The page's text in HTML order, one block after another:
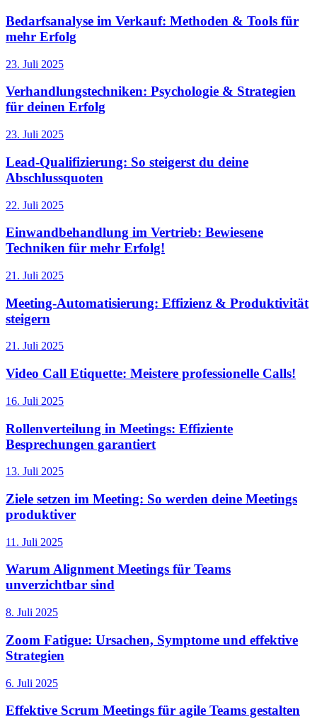
Bedarfsanalyse im Verkauf: Methoden & Tools für
mehr Erfolg
23. Juli 2025
Verhandlungstechniken: Psychologie & Strategien
für deinen Erfolg
23. Juli 2025
Lead-Qualifizierung: So steigerst du deine
Abschlussquoten
22. Juli 2025
Einwandbehandlung im Vertrieb: Bewiesene
Techniken für mehr Erfolg!
21. Juli 2025
Meeting-Automatisierung: Effizienz & Produktivität
steigern
21. Juli 2025
Video Call Etiquette: Meistere professionelle Calls!
16. Juli 2025
Rollenverteilung in Meetings: Effiziente
Besprechungen garantiert
13. Juli 2025
Ziele setzen im Meeting: So werden deine Meetings
produktiver
11. Juli 2025
Warum Alignment Meetings für Teams
unverzichtbar sind
8. Juli 2025
Zoom Fatigue: Ursachen, Symptome und effektive
Strategien
6. Juli 2025
Effektive Scrum Meetings für agile Teams gestalten